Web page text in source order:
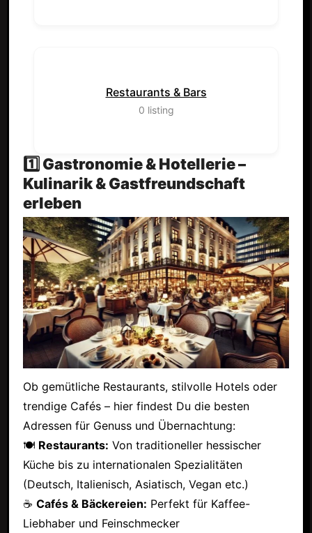
Restaurants & Bars
0 listing
1️⃣ Gastronomie & Hotellerie –
Kulinarik & Gastfreundschaft
erleben
Ob gemütliche Restaurants, stilvolle Hotels oder
trendige Cafés – hier findest Du die besten
Adressen für Genuss und Übernachtung:
🍽 Restaurants: Von traditioneller hessischer
Küche bis zu internationalen Spezialitäten
(Deutsch, Italienisch, Asiatisch, Vegan etc.)
☕ Cafés & Bäckereien: Perfekt für Kaffee-
Liebhaber und Feinschmecker